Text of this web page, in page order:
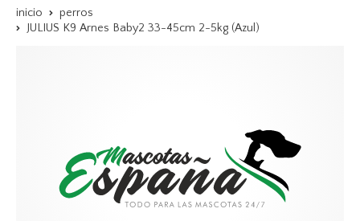
inicio
perros
JULIUS K9 Arnes Baby2 33-45cm 2-5kg (Azul)